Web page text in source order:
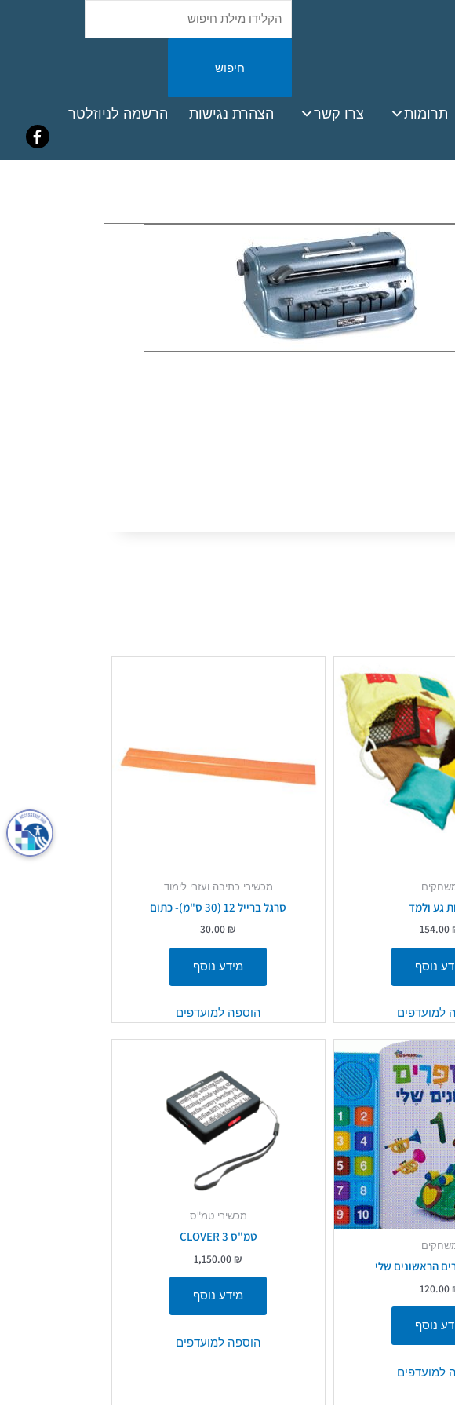
באתר
תרומות צרו קשר הצהרת נגישות
הרשמה לניוזלטר
גע ולמד
154.00
נוסף
למועדפים
מכשירי כתיבה ועזרי לימוד
סרגל ברייל 12 (30 ס"מ)- כתום
30.00 ₪
מידע נוסף
הוספה למועדפים
הראשונים שלי
120.00
נוסף
למועדפים
מכשירי טמ"ס
טמ"ס CLOVER 3
1,150.00 ₪
מידע נוסף
הוספה למועדפים